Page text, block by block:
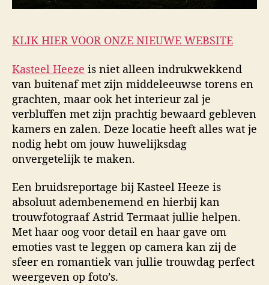
KLIK HIER VOOR ONZE NIEUWE WEBSITE
Kasteel Heeze is niet alleen indrukwekkend
van buitenaf met zijn middeleeuwse torens en
grachten, maar ook het interieur zal je
verbluffen met zijn prachtig bewaard gebleven
kamers en zalen. Deze locatie heeft alles wat je
nodig hebt om jouw huwelijksdag
onvergetelijk te maken.
Een bruidsreportage bij Kasteel Heeze is
absoluut adembenemend en hierbij kan
trouwfotograaf Astrid Termaat jullie helpen.
Met haar oog voor detail en haar gave om
emoties vast te leggen op camera kan zij de
sfeer en romantiek van jullie trouwdag perfect
weergeven op foto’s.